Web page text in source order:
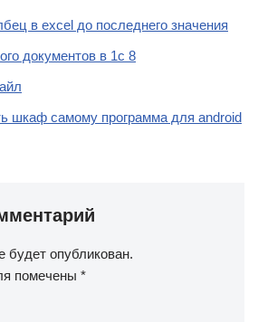
в excel до последнего значения
документов в 1с 8
шкаф самому программа для android
будет опубликован.
помечены *